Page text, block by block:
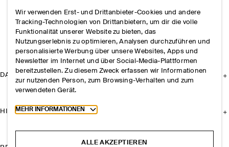
DAS UNTERNEHMEN
HILFE
Wir verwenden Erst- und Drittanbieter-Cookies und andere
Tracking-Technologien von Drittanbietern, um dir die volle
Funktionalität unserer Website zu bieten, das
Nutzungserlebnis zu optimieren, Analysen durchzuführen und
personalisierte Werbung über unsere Websites, Apps und
Newsletter im Internet und über Social-Media-Plattformen
bereitzustellen. Zu diesem Zweck erfassen wir Informationen
zur nutzenden Person, zum Browsing-Verhalten und zum
verwendeten Gerät.
Toggle more cookie information
MEHR INFORMATIONEN
ALLE AKZEPTIEREN